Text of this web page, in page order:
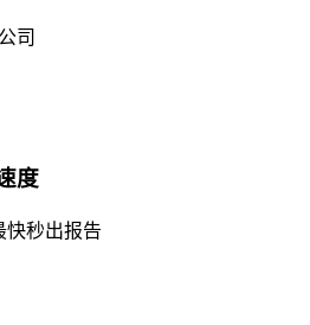
司
度
快秒出报告